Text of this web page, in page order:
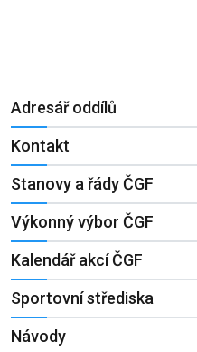
Adresář oddílů
Kontakt
Stanovy a řády ČGF
Výkonný výbor ČGF
Kalendář akcí ČGF
Sportovní střediska
Návody